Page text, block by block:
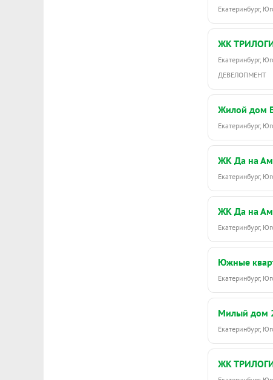
Екатеринбург,
ЖК
Екатеринбург,
ДЕВЕЛОПМЕНТ
Жилой дом
Екатеринбург,
ЖК Да на
Екатеринбург,
ЖК Да на
Екатеринбург,
Южные
Екатеринбург,
Милый дом
Екатеринбург,
ЖК